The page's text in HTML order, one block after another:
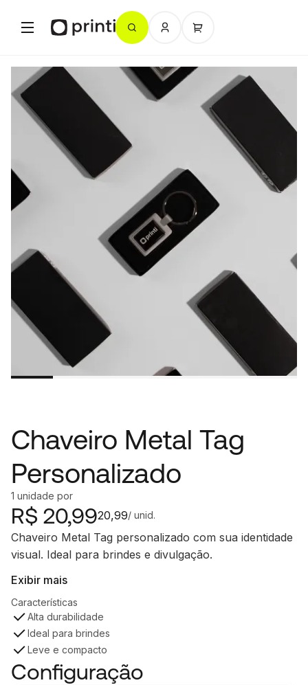
Chaveiro Metal Tag
Personalizado
1 unidade por
R$ 20,99 / unid.
20,99
Chaveiro Metal Tag personalizado com sua identidade
visual. Ideal para brindes e divulgação.
Exibir mais
Características
Alta durabilidade
Ideal para brindes
Leve e compacto
Configuração